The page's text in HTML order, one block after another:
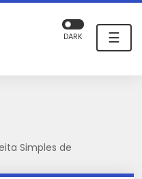
☰
DARK
Simples de